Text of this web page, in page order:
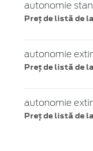
autonomie
Preț de listă de
autonomie
Preț de listă de
autonomie
Preț de listă de